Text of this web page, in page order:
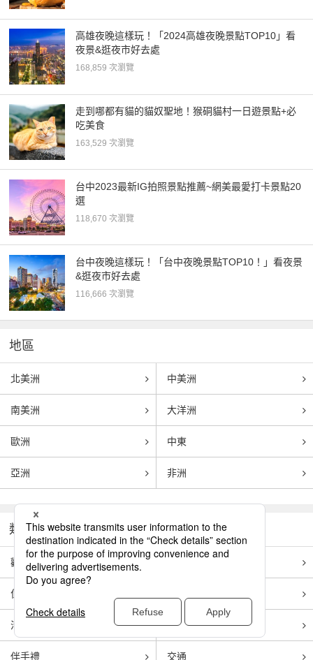
高雄夜晚這樣玩！「2024高雄夜晚景點TOP10」看
夜景&逛夜市好去處
168,859 次瀏覽
走到哪都有貓的貓奴聖地！猴硐貓村一日遊景點+必
吃美食
163,529 次瀏覽
台中2023最新IG拍照景點推薦~網美最愛打卡景點20
選
118,670 次瀏覽
台中夜晚這樣玩！「台中夜晚景點TOP10！」看夜景
&逛夜市好去處
116,666 次瀏覽
地區
北美洲 中美洲
南美洲 大洋洲
歐洲 中東
亞洲 非洲
類別
觀光
住宿
活動 購物
伴手禮 交通